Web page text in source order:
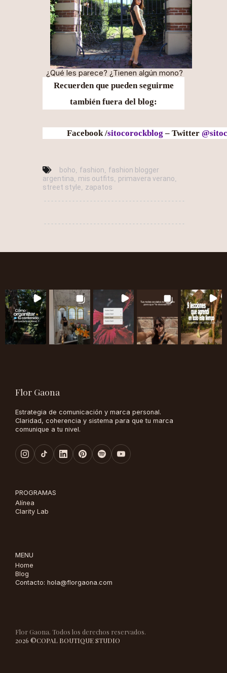
¿Qué les parece? ¿Tienen algún mono?
Recuerden que pueden seguirme
también fuera del blog:
Facebook /sitocorockblog – Twitter
boho fashion
fashion blogger
argentina
mis outfits primavera verano
street style zapatos
Flor Gaona
Estrategia de comunicación y marca personal.
Claridad, coherencia y sistema para que tu marca
comunique a tu nivel.
PROGRAMAS
Alínea
Clarity Lab
MENU
Home
Blog
Contacto: hola@florgaona.com
Flor Gaona. Todos los derechos reservados.
2026 ©COPAL BOUTIQUE STUDIO